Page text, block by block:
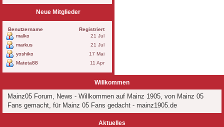
Willkommen
Mainz05 Forum, News - Willkommen auf Mainz 1905, von Mainz 05
Fans gemacht, für Mainz 05 Fans gedacht - mainz1905.de
Aktuelles
Neue Mitglieder
Benutzername
Registriert
malko
21 Jul
markus
21 Jul
yoshiko
17 Mai
Mateta88
11 Apr